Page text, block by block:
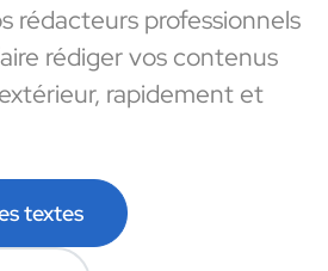
rédacteurs professionnels
rédiger vos contenus
rapidement et
textes